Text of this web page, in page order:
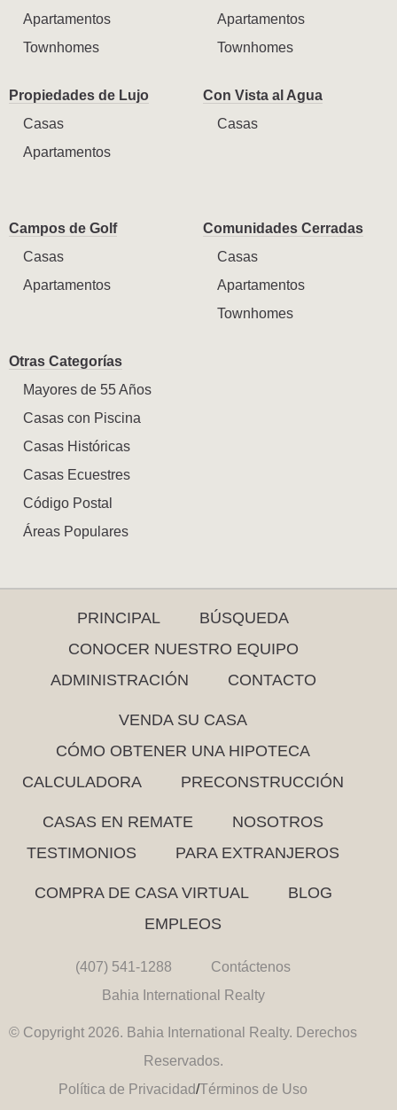
Apartamentos
Townhomes
Apartamentos
Townhomes
Propiedades de Lujo
Casas
Apartamentos
Con Vista al Agua
Casas
Campos de Golf
Casas
Apartamentos
Comunidades Cerradas
Casas
Apartamentos
Townhomes
Otras Categorías
Mayores de 55 Años
Casas con Piscina
Casas Históricas
Casas Ecuestres
Código Postal
Áreas Populares
PRINCIPAL
BÚSQUEDA
CONOCER NUESTRO EQUIPO
ADMINISTRACIÓN
CONTACTO
VENDA SU CASA
CÓMO OBTENER UNA HIPOTECA
CALCULADORA
PRECONSTRUCCIÓN
CASAS EN REMATE
NOSOTROS
TESTIMONIOS
PARA EXTRANJEROS
COMPRA DE CASA VIRTUAL
BLOG
EMPLEOS
(407) 541-1288
Contáctenos
Bahia International Realty
© Copyright 2026. Bahia International Realty. Derechos
Reservados.
Política de Privacidad/Términos de Uso